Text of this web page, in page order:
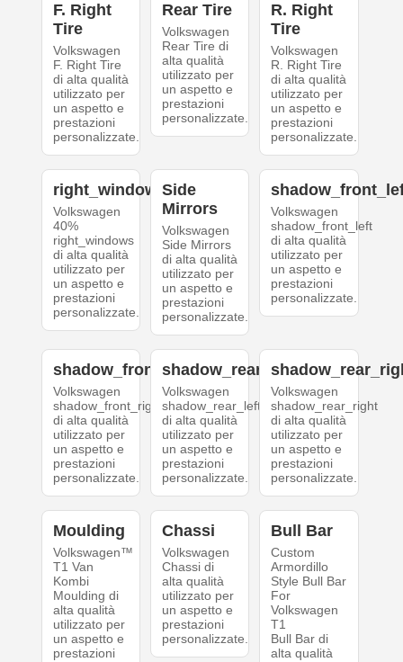
F. Right
Tire
Volkswagen
F. Right Tire
di alta qualità
utilizzato per
un aspetto e
prestazioni
personalizzate.
Rear Tire
Volkswagen
Rear Tire di
alta qualità
utilizzato per
un aspetto e
prestazioni
personalizzate.
R. Right
Tire
Volkswagen
R. Right Tire
di alta qualità
utilizzato per
un aspetto e
prestazioni
personalizzate.
right_windows
Volkswagen
40%
right_windows
di alta qualità
utilizzato per
un aspetto e
prestazioni
personalizzate.
Side
Mirrors
Volkswagen
Side Mirrors
di alta qualità
utilizzato per
un aspetto e
prestazioni
personalizzate.
Volkswagen
shadow_front_left
di alta qualità
utilizzato per
un aspetto e
prestazioni
personalizzate.
shadow_front_right
Volkswagen
shadow_front_right
di alta qualità
utilizzato per
un aspetto e
prestazioni
personalizzate.
shadow_rear_left
Volkswagen
shadow_rear_left
di alta qualità
utilizzato per
un aspetto e
prestazioni
personalizzate.
Volkswagen
shadow_rear_right
di alta qualità
utilizzato per
un aspetto e
prestazioni
personalizzate.
Moulding
Volkswagen™
T1 Van
Kombi
Moulding di
alta qualità
utilizzato per
un aspetto e
prestazioni
Chassi
Volkswagen
Chassi di
alta qualità
utilizzato per
un aspetto e
prestazioni
personalizzate.
Bull Bar
Custom
Armordillo
Style Bull Bar
For
Volkswagen
T1
Bull Bar di
alta qualità